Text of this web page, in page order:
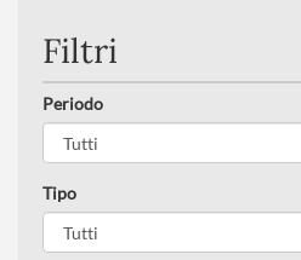
Filtri
Periodo
Tipo